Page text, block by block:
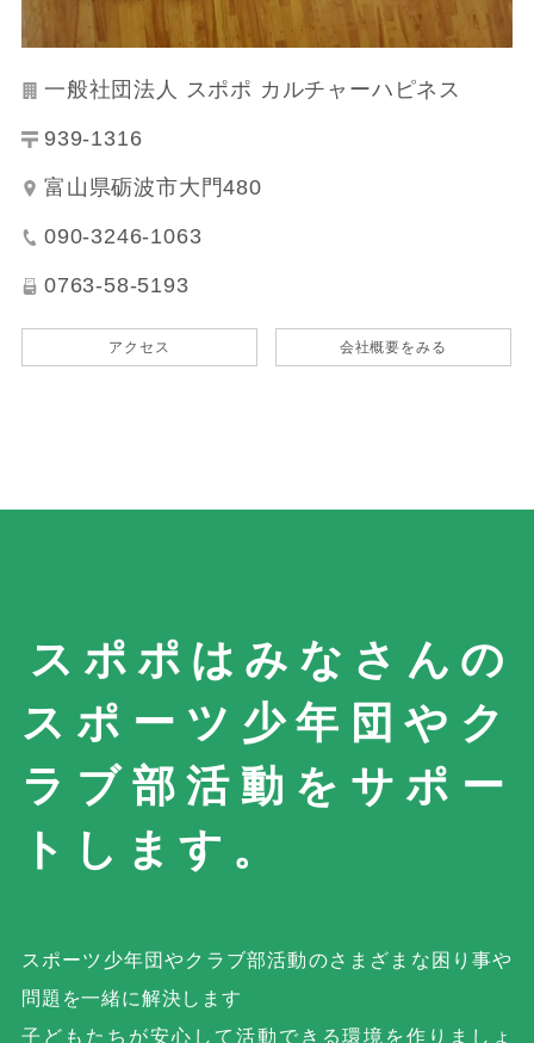
一般社団法人 スポポ カルチャーハピネス
939-1316
富山県砺波市大門480
090-3246-1063
0763-58-5193
アクセス 会社概要をみる
スポポはみなさんの
スポーツ少年団やク
ラブ部活動を サポー
トします。
スポーツ少年団やクラブ部活動のさまざまな困り事や
問題を一緒に解決します
子どもたちが安心して活動できる環境を作りましょ